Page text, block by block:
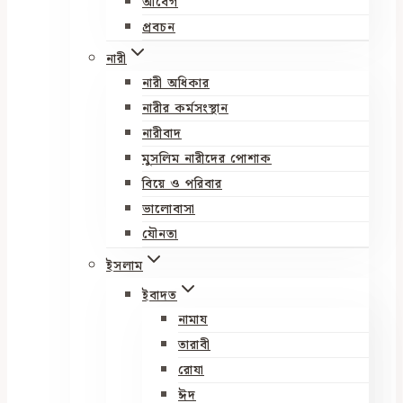
প্রবচন
নারী
নারী অধিকার
নারীর কর্মসংস্থান
নারীবাদ
মুসলিম নারীদের পোশাক
বিয়ে ও পরিবার
ভালোবাসা
যৌনতা
ইসলাম
ইবাদত
নামায
তারাবী
রোযা
ঈদ